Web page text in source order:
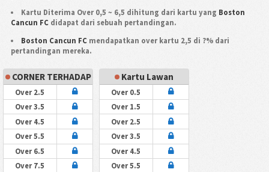
Kartu Diterima Over 0,5 ~ 6,5 dihitung dari kartu yang Boston
Cancun FCdidapat dari sebuah pertandingan.
Boston Cancun FC mendapatkan over kartu 2,5 di ?% dari
pertandingan mereka.
CORNER TERHADAP
Over 2.5
Over 3.5
Over 4.5
Over 5.5
Over 6.5
Over 7.5
Kartu Lawan
Over 0.5
Over 1.5
Over 2.5
Over 3.5
Over 4.5
Over 5.5